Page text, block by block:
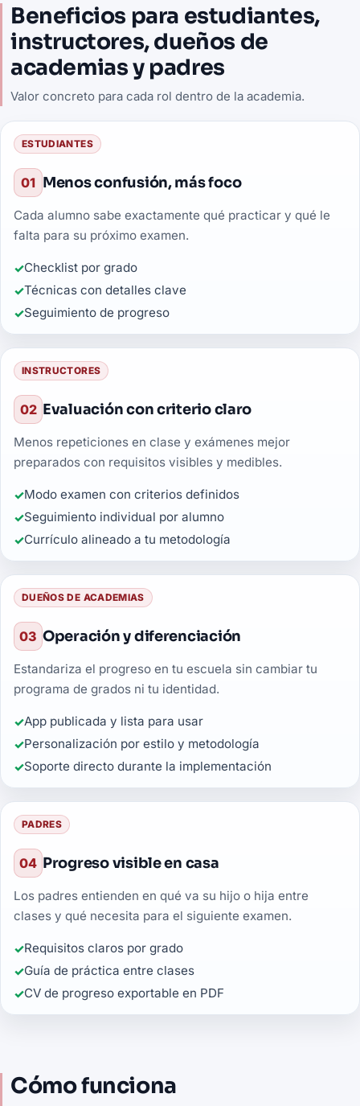
Beneficios para estudiantes,
instructores, dueños de
academias y padres
Valor concreto para cada rol dentro de la academia.
ESTUDIANTES
01 Menos confusión, más foco
Cada alumno sabe exactamente qué practicar y qué le
falta para su próximo examen.
Checklist por grado
Técnicas con detalles clave
Seguimiento de progreso
INSTRUCTORES
02 Evaluación con criterio claro
Menos repeticiones en clase y exámenes mejor
preparados con requisitos visibles y medibles.
Modo examen con criterios definidos
Seguimiento individual por alumno
Currículo alineado a tu metodología
DUEÑOS DE ACADEMIAS
03 Operación y diferenciación
Estandariza el progreso en tu escuela sin cambiar tu
programa de grados ni tu identidad.
App publicada y lista para usar
Personalización por estilo y metodología
Soporte directo durante la implementación
PADRES
04 Progreso visible en casa
Los padres entienden en qué va su hijo o hija entre
clases y qué necesita para el siguiente examen.
Requisitos claros por grado
Guía de práctica entre clases
CV de progreso exportable en PDF
Cómo funciona